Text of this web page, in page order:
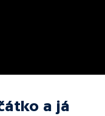
a já